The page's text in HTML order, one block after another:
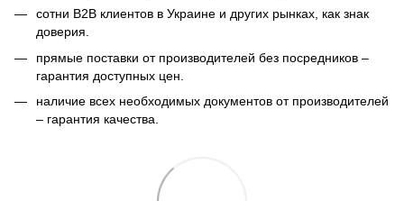
сотни B2B клиентов в Украине и других рынках, как знак
доверия.
прямые поставки от производителей без посредников –
гарантия доступных цен.
наличие всех необходимых документов от производителей
– гарантия качества.